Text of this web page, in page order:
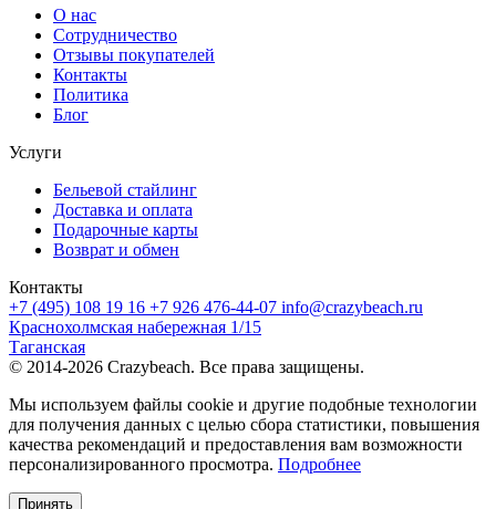
О нас
Сотрудничество
Отзывы покупателей
Контакты
Политика
Блог
Услуги
Бельевой стайлинг
Доставка и оплата
Подарочные карты
Возврат и обмен
Контакты
+7 (495) 108 19 16 +7 926 476-44-07 info@crazybeach.ru
Краснохолмская набережная 1/15
Таганская
© 2014-2026 Crazybeach. Все права защищены.
Мы используем файлы cookie и другие подобные технологии
для получения данных с целью сбора статистики, повышения
качества рекомендаций и предоставления вам возможности
персонализированного просмотра. Подробнее
Принять